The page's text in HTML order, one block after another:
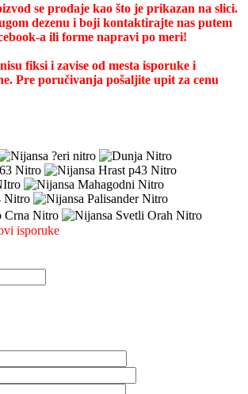
se prodaje kao što je prikazan na slici.
dezenu i boji kontaktirajte nas putem
a ili forme napravi po meri!
fiksi i zavise od mesta isporuke i
Pre poručivanja pošaljite upit za cenu
isporuke